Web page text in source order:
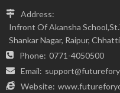
Address:
Infront Of Akansha
Shankar Nagar, Raipur,
Phone: 0771-4050500
Email:
Website: